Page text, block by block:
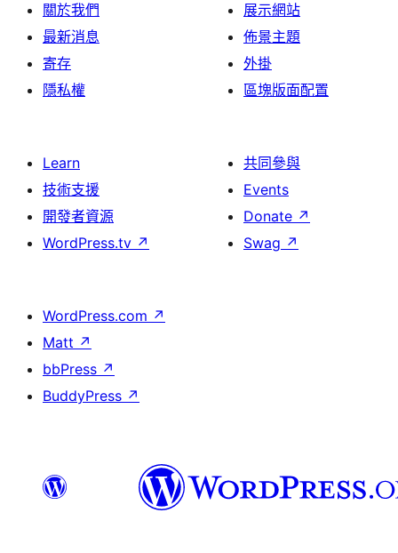
關於我們
最新消息
寄存
隱私權
展示網站
佈景主題
外掛
區塊版面配置
Learn
技術支援
開發者資源
WordPress.tv ↗
共同參與
Events
Donate ↗
Swag ↗
WordPress.com ↗
Matt ↗
bbPress ↗
BuddyPress ↗